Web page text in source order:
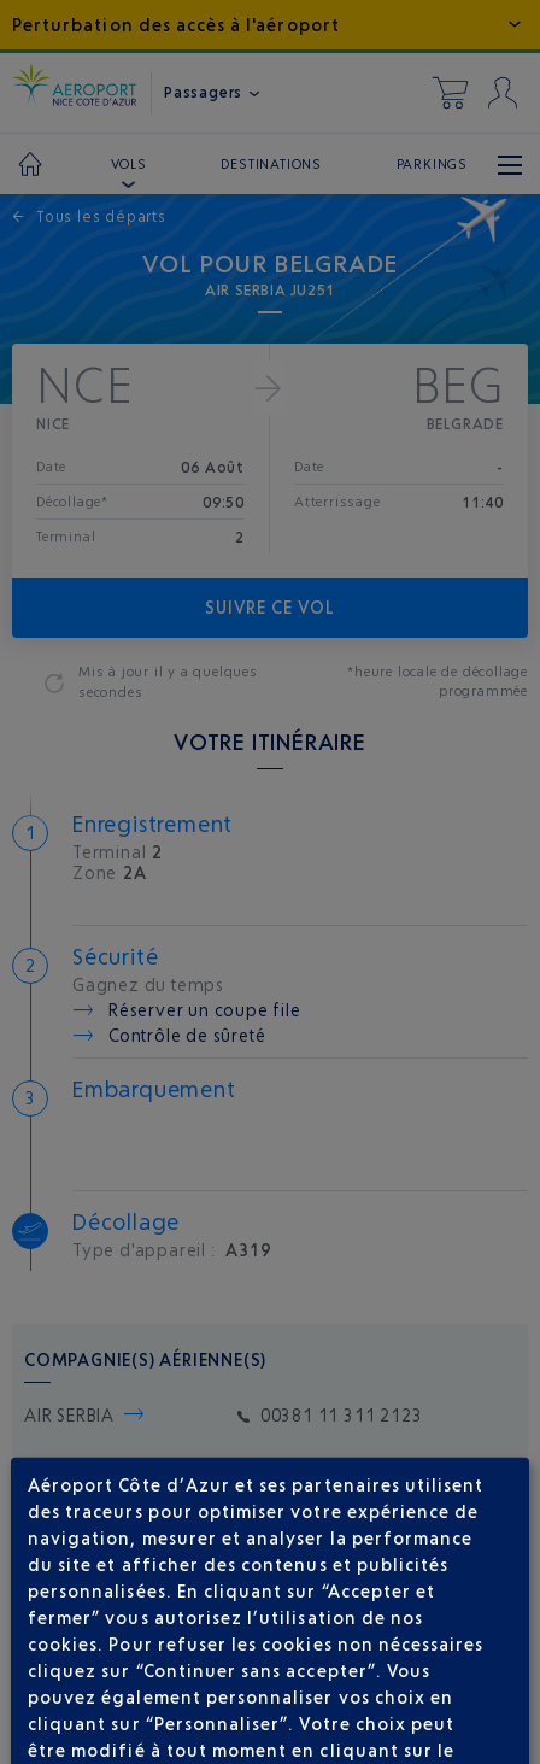
Perturbation des accès à l'aéroport
Passagers
VOLS DESTINATIONS PARKINGS
← Tous les départs
VOL POUR BELGRADE
AIR SERBIA JU251
NCE
NICE
Date 06 Août
Décollage* 09:50
Terminal 2
BEG
BELGRADE
Date -
Atterrissage 11:40
SUIVRE CE VOL
Mis à jour il y a quelques
secondes
*heure locale de décollage
programmée
VOTRE ITINÉRAIRE
Enregistrement
Terminal 2
Zone 2A
Sécurité
Gagnez du temps
Réserver un coupe file
Contrôle de sûreté
Embarquement
Décollage
Type d'appareil : A319
COMPAGNIE(S) AÉRIENNE(S)
AIR SERBIA 00381 11 311 2123
Soyez notifié(e) de
toutes les évolutions
pour ce vol
Aéroport Côte d’Azur et ses partenaires utilisent
des traceurs pour optimiser votre expérience de
navigation, mesurer et analyser la performance
du site et afficher des contenus et publicités
personnalisées. En cliquant sur “Accepter et
fermer” vous autorisez l’utilisation de nos
cookies. Pour refuser les cookies non nécessaires
cliquez sur “Continuer sans accepter”. Vous
pouvez également personnaliser vos choix en
cliquant sur “Personnaliser”. Votre choix peut
être modifié à tout moment en cliquant sur le